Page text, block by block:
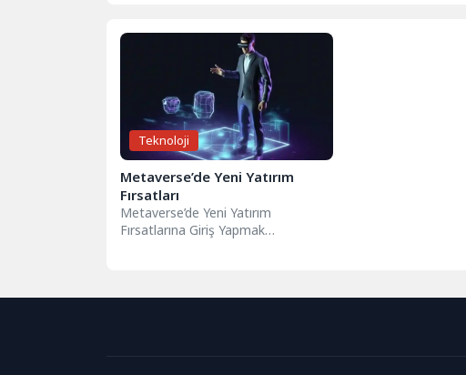
Teknoloji
Metaverse’de Yeni Yatırım
Fırsatları
Metaverse’de Yeni Yatırım
Fırsatlarına Giriş Yapmak